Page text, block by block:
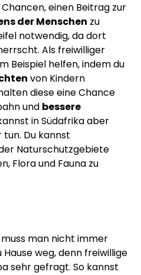
einen Beitrag zur
der Menschen zu
notwendig, da dort
Als freiwilliger
Beispiel helfen, indem du
von Kindern
diese eine Chance
und bessere
in Südafrika aber
Du kannst
Naturschutzgebiete
Flora und Fauna zu
man nicht immer
weg, denn freiwillige
sehr gefragt. So kannst